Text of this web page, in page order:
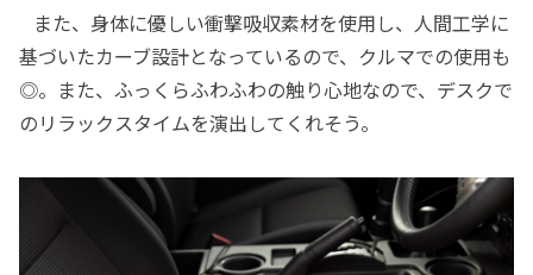
また、身体に優しい衝撃吸収素材を使用し、人間工学に
基づいたカーブ設計となっているので、クルマでの使用も
◎。また、ふっくらふわふわの触り心地なので、デスクで
のリラックスタイムを演出してくれそう。